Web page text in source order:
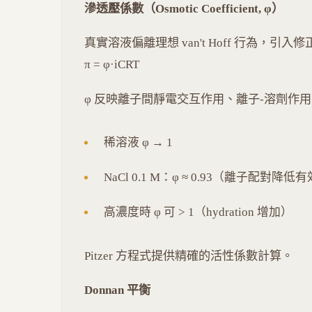
滲透壓係數（Osmotic Coefficient, φ）
真實溶液偏離理想 van't Hoff 行為，引入修
π = φ·iCRT
φ 反映離子間靜電交互作用、離子-溶劑作用
稀溶液 φ → 1
NaCl 0.1 M：φ ≈ 0.93（離子配對降低有
高濃度時 φ 可 > 1（hydration 增加）
Pitzer 方程式提供精確的活性係數計算。
Donnan 平衡